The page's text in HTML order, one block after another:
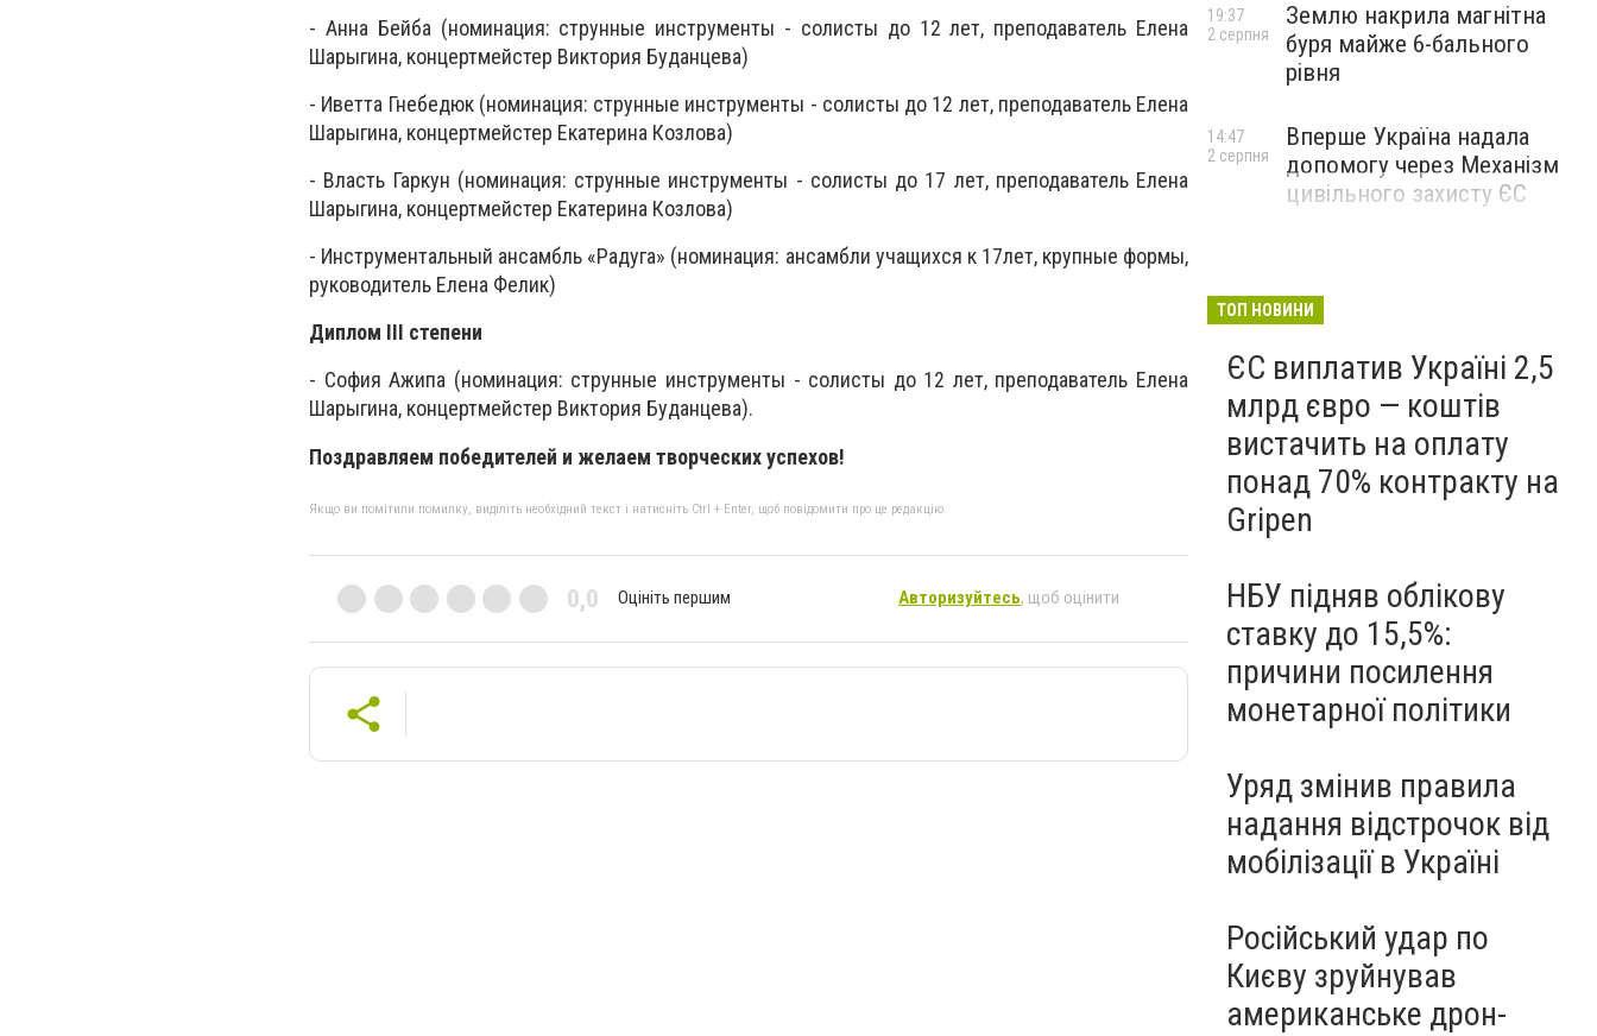
- Анна Бейба (номинация: струнные инструменты - солисты до 12 лет, преподаватель Елена
Шарыгина, концертмейстер Виктория Буданцева)
- Иветта Гнебедюк (номинация: струнные инструменты - солисты до 12 лет, преподаватель Елена
Шарыгина, концертмейстер Екатерина Козлова)
- Власть Гаркун (номинация: струнные инструменты - солисты до 17 лет, преподаватель Елена
Шарыгина, концертмейстер Екатерина Козлова)
- Инструментальный ансамбль «Радуга» (номинация: ансамбли учащихся к 17лет, крупные формы,
руководитель Елена Фелик)
Диплом III степени
- София Ажипа (номинация: струнные инструменты - солисты до 12 лет, преподаватель Елена
Шарыгина, концертмейстер Виктория Буданцева).
Поздравляем победителей и желаем творческих успехов!
Якщо ви помітили помилку, виділіть необхідний текст і натисніть Ctrl + Enter, щоб повідомити про це редакцію
0,0 Оцініть першим Авторизуйтесь, щоб оцінити
Землю накрила магнітна
буря майже 6-бального
рівня
19:37
2 серпня
Вперше Україна надала
допомогу через Механізм
цивільного захисту ЄС
14:47
2 серпня
ТОП НОВИНИ
ЄС виплатив Україні 2,5
млрд євро — коштів
вистачить на оплату
понад 70% контракту на
Gripen
НБУ підняв облікову
ставку до 15,5%:
причини посилення
монетарної політики
Уряд змінив правила
надання відстрочок від
мобілізації в Україні
Російський удар по
Києву зруйнував
американське дрон-